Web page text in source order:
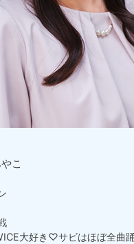
こ
大好き♡サビはほぼ全曲踊